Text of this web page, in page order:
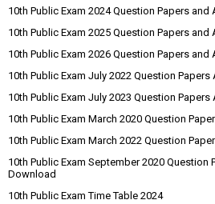
10th Public Exam 2024 Question Papers
10th Public Exam 2025 Question Papers
10th Public Exam 2026 Question Papers
10th Public Exam July 2022 Question
10th Public Exam July 2023 Question
10th Public Exam March 2020 Question
10th Public Exam March 2022 Question
10th Public Exam September 2020 Question
Download
10th Public Exam Time Table 2024